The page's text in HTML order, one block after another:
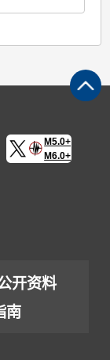
M5.0+
M6.0+
开资料
南